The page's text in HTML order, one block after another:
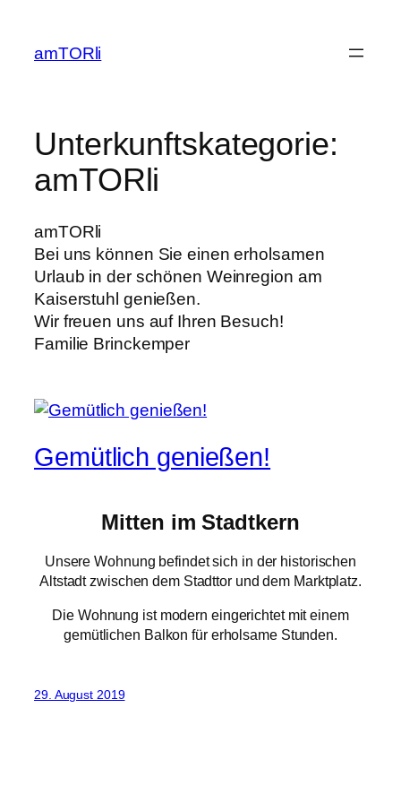
springen
amTORli
Unterkunftskategorie:
amTORli
amTORli
Bei uns können Sie einen erholsamen
Urlaub in der schönen Weinregion am
Kaiserstuhl genießen.
Wir freuen uns auf Ihren Besuch!
Familie Brinckemper
Gemütlich genießen!
Mitten im Stadtkern
Unsere Wohnung befindet sich in der historischen
Altstadt zwischen dem Stadttor und dem Marktplatz.
Die Wohnung ist modern eingerichtet mit einem
gemütlichen Balkon für erholsame Stunden.
29. August 2019